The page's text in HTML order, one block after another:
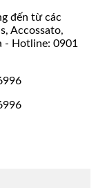
đến từ các
Accossato,
- Hotline: 0901